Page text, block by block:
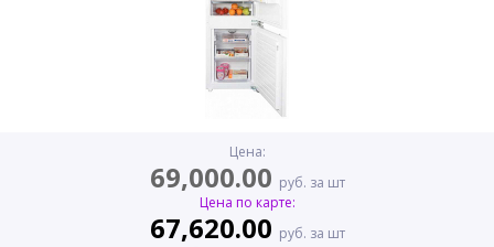
Цена:
69,000.00 руб. за шт
Цена по карте:
67,620.00 руб. за шт